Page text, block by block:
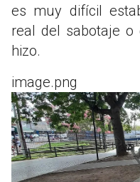
es muy difícil
real del sabotaje
hizo.
image.png